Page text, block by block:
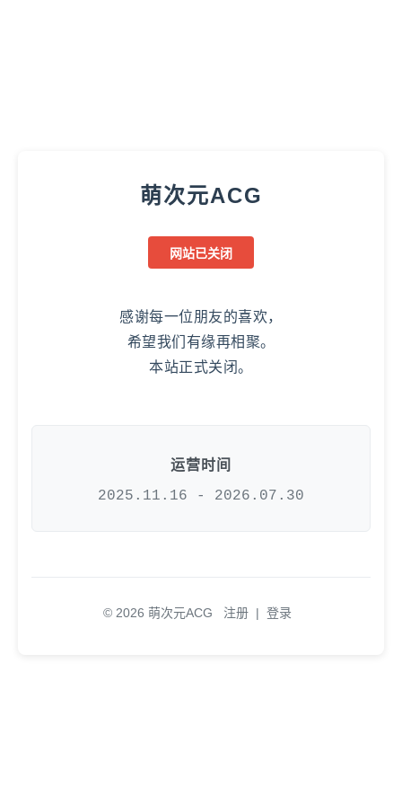
萌次元ACG
网站已关闭
感谢每一位朋友的喜欢，
希望我们有缘再相聚。
本站正式关闭。
运营时间
2025.11.16 - 2026.07.30
© 2026 萌次元ACG 注册 | 登录